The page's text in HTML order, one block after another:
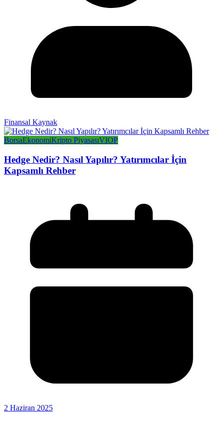
Finansal Kaynak
BorsaEkonomiKripto PiyasasıVIOP
Hedge Nedir? Nasıl Yapılır? Yatırımcılar İçin
Kapsamlı Rehber
2 Haziran 2025